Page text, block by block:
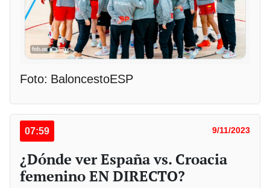
Foto: BaloncestoESP
07:59 9/11/2023
¿Dónde ver España vs. Croacia
femenino EN DIRECTO?